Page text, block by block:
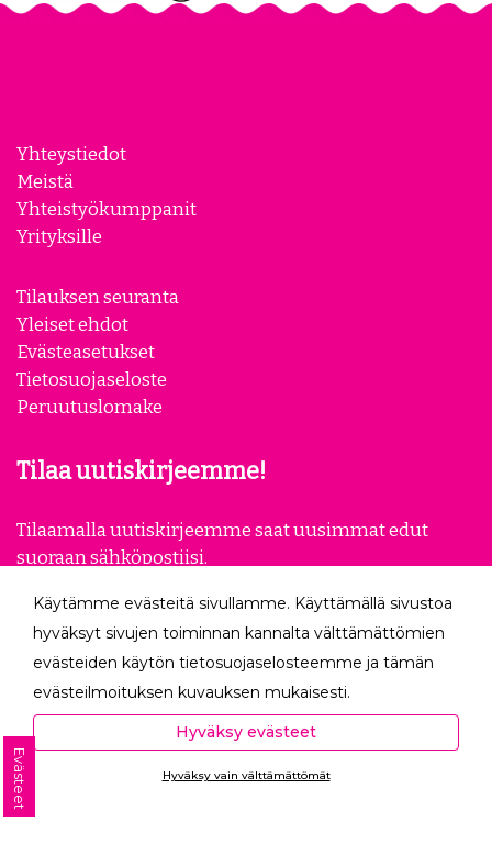
Yhteystiedot
Meistä
Yhteistyökumppanit
Yrityksille
Tilauksen seuranta
Yleiset ehdot
Evästeasetukset
Tietosuojaseloste
Peruutuslomake
Tilaa uutiskirjeemme!
Tilaamalla uutiskirjeemme saat uusimmat edut
suoraan sähköpostiisi.
Seuraa meitä
Käytämme evästeitä sivullamme. Käyttämällä sivustoa
hyväksyt sivujen toiminnan kannalta välttämättömien
evästeiden käytön tietosuojaselosteemme ja tämän
evästeilmoituksen kuvauksen mukaisesti.
Hyväksyessäsi analytiikka- ja markkinointievästeet
autat meitä mittaamaan ja analysoimaan
verkkosivumme toimintaa ja käyttöä (Analytiikka ja
Hyväksy evästeet
Hyväksy vain välttämättömät
Evästeet